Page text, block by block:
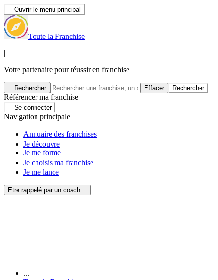
Ouvrir le menu principal
Toute la Franchise
|
Votre partenaire pour réussir en franchise
Rechercher Effacer Rechercher
Référencer ma franchise
Se connecter
Navigation principale
Annuaire des franchises
Je découvre
Je me forme
Je choisis ma franchise
Je me lance
Etre rappelé par un coach
...